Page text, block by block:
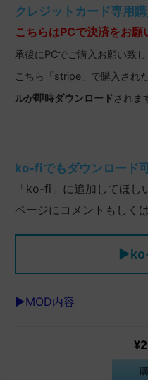
クレジットカード専用
こちらはPCで決済をお願
承後にPCでご購入お願い致し
こちら「stripe」で購入され
ルが即時ダウンロードされま
ko-fiでもダウンロード
「ko-fi」に追加してほし
ページにコメントもしく
▶MOD内容